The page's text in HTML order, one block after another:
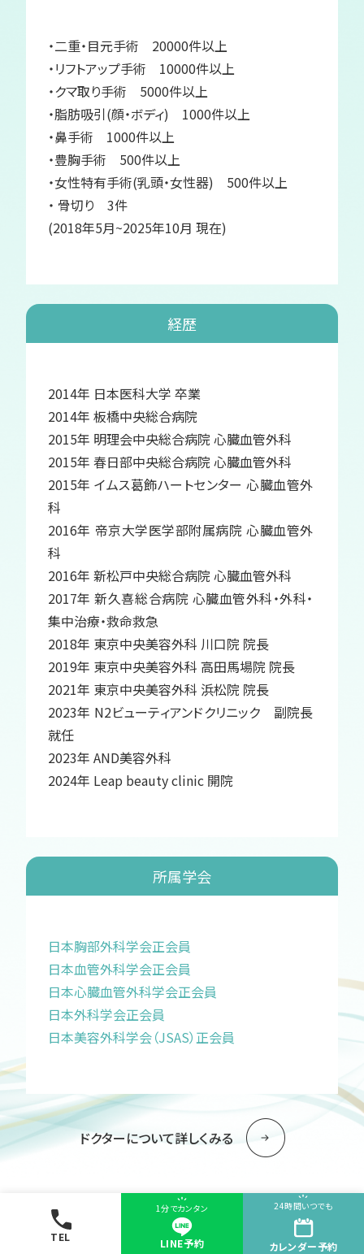
TEL
1分でカンタン
LINE予約
24時間いつでも
カレンダー予約
・二重・目元手術 20000件以上
・リフトアップ手術 10000件以上
・クマ取り手術 5000件以上
・脂肪吸引(顔・ボディ) 1000件以上
・鼻手術 1000件以上
・豊胸手術 500件以上
・女性特有手術(乳頭・女性器) 500件以上
・ 骨切り 3件
(2018年5月~2025年10月 現在)
経歴
2014年 日本医科大学 卒業
2014年 板橋中央総合病院
2015年 明理会中央総合病院 心臓血管外科
2015年 春日部中央総合病院 心臓血管外科
2015年 イムス葛飾ハートセンター 心臓血管外
科
2016年 帝京大学医学部附属病院 心臓血管外
科
2016年 新松戸中央総合病院 心臓血管外科
2017年 新久喜総合病院 心臓血管外科・外科・
集中治療・救命救急
2018年 東京中央美容外科 川口院 院長
2019年 東京中央美容外科 高田馬場院 院長
2021年 東京中央美容外科 浜松院 院長
2023年 N2ビューティアンドクリニック 副院長
就任
2023年 AND美容外科
2024年 Leap beauty clinic 開院
所属学会
日本胸部外科学会正会員
日本血管外科学会正会員
日本心臓血管外科学会正会員
日本外科学会正会員
日本美容外科学会（JSAS）正会員
ドクターについて詳しくみる